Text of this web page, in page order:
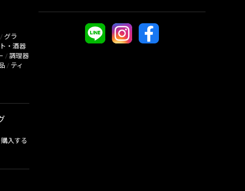
/ グラ
・酒器
/ 調理器
/ ティ
入する